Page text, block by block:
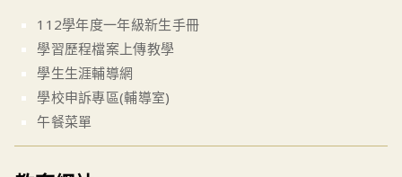
112學年度一年級新生手冊
學習歷程檔案上傳教學
學生生涯輔導網
學校申訴專區(輔導室)
午餐菜單